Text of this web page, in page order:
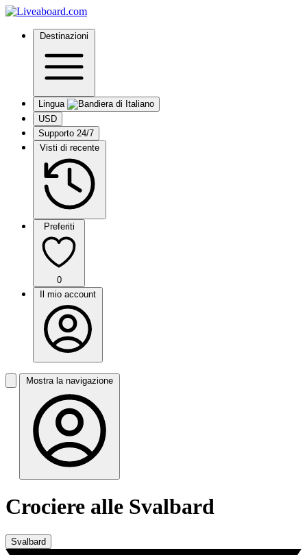
Destinazioni
Lingua
USD
Supporto 24/7
Visti di recente
Preferiti
0
Il mio account
Mostra la navigazione
Crociere alle Svalbard
Svalbard